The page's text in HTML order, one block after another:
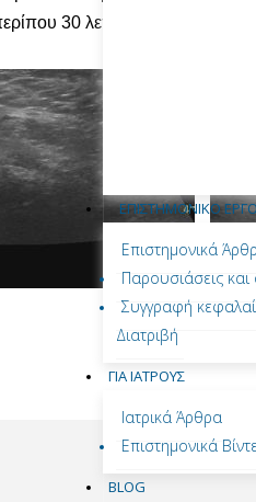
ΕΠΙΣΤΗΜΟΝΙΚΟ
Επιστημονικά
Παρουσιάσεις και
Συγγραφή
Διατριβή
ΓΙΑ ΙΑΤΡΟΎΣ
Ιατρικά Άρθρα
Επιστημονικά
BLOG
30 λεπτά.